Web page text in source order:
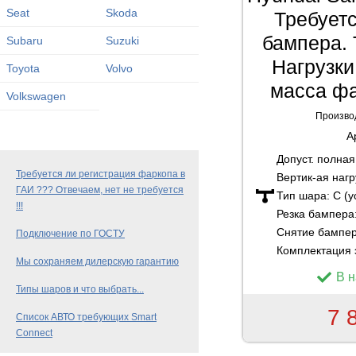
Seat Skoda
Subaru Suzuki
Toyota Volvo
Volkswagen
Требуется ли регистрация фаркопа в
ГАИ ??? Отвечаем, нет не требуется
!!!
Подключение по ГОСТУ
Мы сохраняем дилерскую гарантию
Типы шаров и что выбрать...
Список АВТО требующих Smart
Connect
бампера.
масса
Допуст.
Вертик-ая
Тип шара: C
Резка
Снятие
Комплектация
В
7